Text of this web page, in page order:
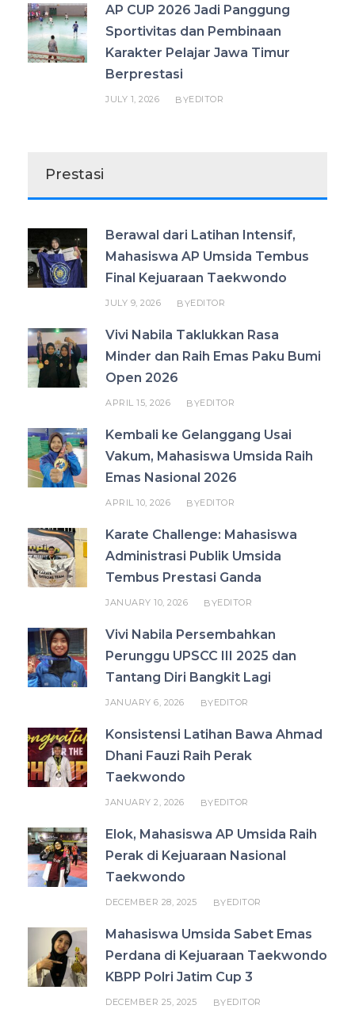
AP CUP 2026 Jadi Panggung
Sportivitas dan Pembinaan
Karakter Pelajar Jawa Timur
Berprestasi
JULY 1, 2026 BYEDITOR
Prestasi
Berawal dari Latihan Intensif,
Mahasiswa AP Umsida Tembus
Final Kejuaraan Taekwondo
JULY 9, 2026 BYEDITOR
Vivi Nabila Taklukkan Rasa
Minder dan Raih Emas Paku Bumi
Open 2026
APRIL 15, 2026 BYEDITOR
Kembali ke Gelanggang Usai
Vakum, Mahasiswa Umsida Raih
Emas Nasional 2026
APRIL 10, 2026 BYEDITOR
Karate Challenge: Mahasiswa
Administrasi Publik Umsida
Tembus Prestasi Ganda
JANUARY 10, 2026 BYEDITOR
Vivi Nabila Persembahkan
Perunggu UPSCC III 2025 dan
Tantang Diri Bangkit Lagi
JANUARY 6, 2026 BYEDITOR
Konsistensi Latihan Bawa Ahmad
Dhani Fauzi Raih Perak
Taekwondo
JANUARY 2, 2026 BYEDITOR
Elok, Mahasiswa AP Umsida Raih
Perak di Kejuaraan Nasional
Taekwondo
DECEMBER 28, 2025 BYEDITOR
Mahasiswa Umsida Sabet Emas
Perdana di Kejuaraan Taekwondo
KBPP Polri Jatim Cup 3
DECEMBER 25, 2025 BYEDITOR